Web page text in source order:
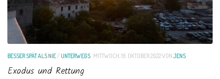
BESSER SPÄT ALS NIE/UNTERWEGS MITTWOCH, 19. OKTOBER 2022VONJENS
Exodus und Rettung